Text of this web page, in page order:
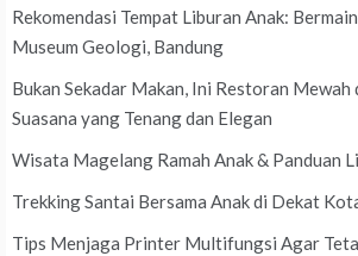
Rekomendasi Tempat Liburan Anak:
Museum Geologi, Bandung
Bukan Sekadar Makan, Ini Restoran Mewah
Suasana yang Tenang dan Elegan
Wisata Magelang Ramah Anak & Panduan
Trekking Santai Bersama Anak di Dekat
Tips Menjaga Printer Multifungsi Agar